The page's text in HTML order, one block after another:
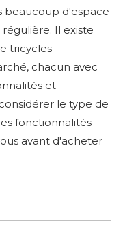
beaucoup d'espace
Il existe
tricycles
chacun avec
et
le type de
fonctionnalités
avant d'acheter